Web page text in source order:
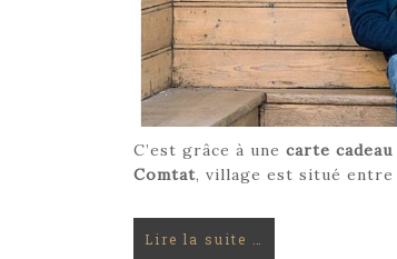
C’est grâce à une carte cadeau
Comtat, village est situé entre
Lire la suite …